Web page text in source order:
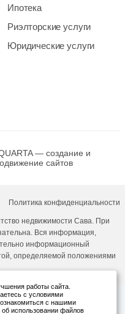
Ипотека
Риэлторские услуги
Юридические услуги
— создание и
сайтов
Политика конфиденциальности
недвижимости Сава. При
Вся информация,
информационный
определяемой положениями
работы сайта.
с условиями
с нашими
использовании файлов